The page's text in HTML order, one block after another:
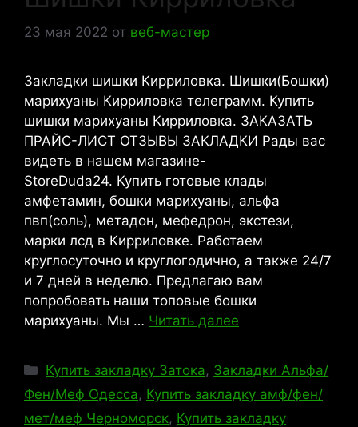
23 мая 2022 от веб-мастер
Закладки шишки Кирриловка. Шишки(Бошки)
марихуаны Кирриловка телеграмм. Купить
шишки марихуаны Кирриловка. ЗАКАЗАТЬ
ПРАЙС-ЛИСТ ОТЗЫВЫ ЗАКЛАДКИ Рады вас
видеть в нашем магазине-
StoreDuda24. Купить готовые клады
амфетамин, бошки марихуаны, альфа
пвп(соль), метадон, мефедрон, экстези,
марки лсд в Кирриловке. Работаем
круглосуточно и круглогодично, а также 24/7
и 7 дней в неделю. Предлагаю вам
попробовать наши топовые бошки
марихуаны. Мы … Читать далее
Рубрики
Купить закладку Затока, Закладки Альфа/
Фен/Меф Одесса, Купить закладку амф/фен/
мет/меф Черноморск, Купить закладку